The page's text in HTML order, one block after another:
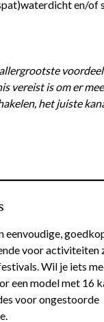
en/of
vereist is om er
het juiste
eenvoudige,
voor activiteiten
Wil je iets
een model met 16
voor ongestoorde